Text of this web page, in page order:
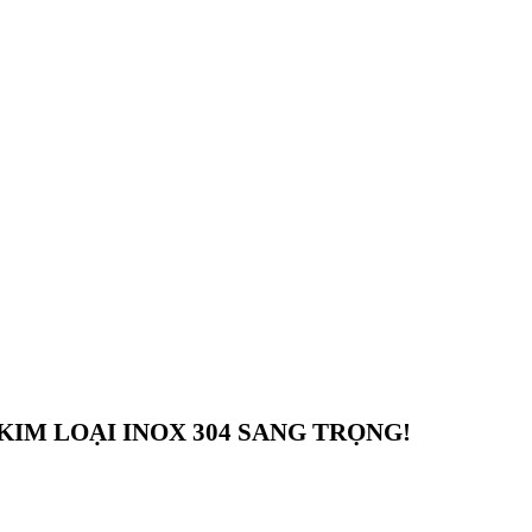
LOẠI INOX 304 SANG TRỌNG!